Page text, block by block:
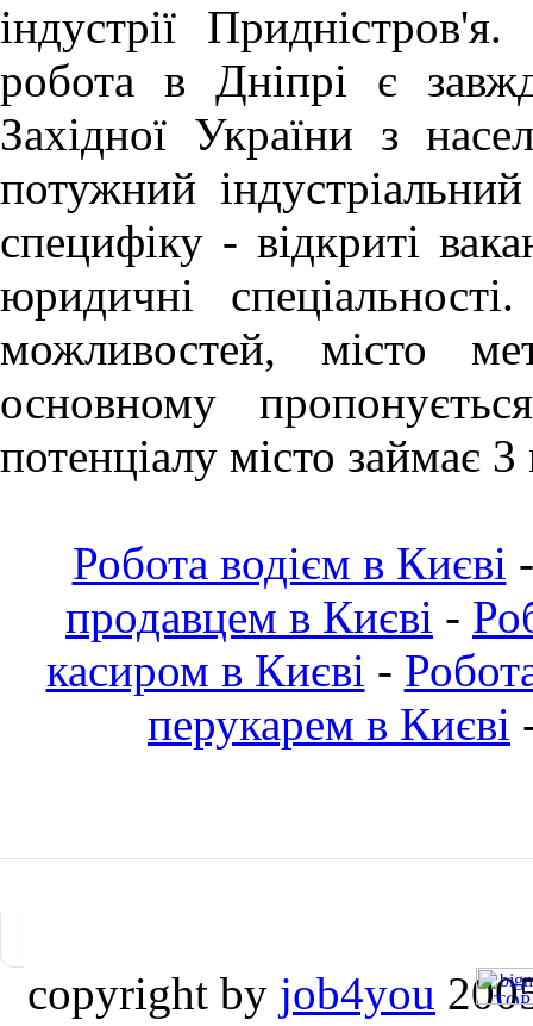
індустрії
робота в Дніпрі є
Західної України з
потужний
специфіку - відкриті
юридичні
можливостей, місто
основному
потенціалу місто займає 3
Робота водієм в Києві
продавцем в Києві -
касиром в Києві -
перукарем в Києві
copyright by job4you